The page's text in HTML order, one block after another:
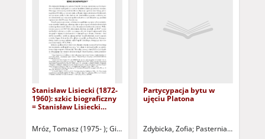
Stanisław Lisiecki (1872-
1960): szkic biograficzny
= Stanisław Lisiecki
Mróz, Tomasz (1975- ) Gillmeister, Andrzej - red.
Partycypacja bytu w
ujęciu Platona
Zdybicka, Zofia Pasterniak,